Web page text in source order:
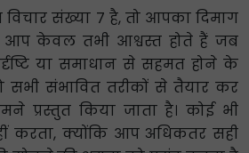
संख्या 7 है, तो आपका दिमाग
केवल तभी आश्वस्त होते हैं जब
या समाधान से सहमत होने के
सभी संभावित तरीकों से तैयार कर
प्रस्तुत किया जाता है। कोई भी
करता, क्योंकि आप अधिकतर सही